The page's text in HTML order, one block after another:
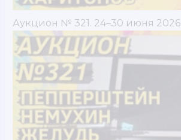
Аукцион № 321. 24–30 июня 2026